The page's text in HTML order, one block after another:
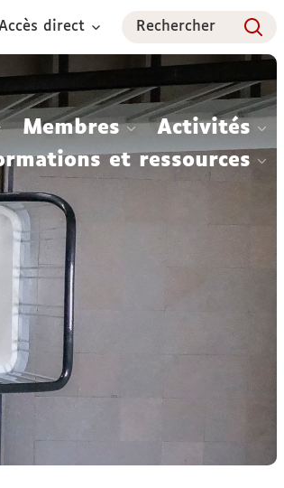
direct Rechercher
Membres
Activités
et ressources